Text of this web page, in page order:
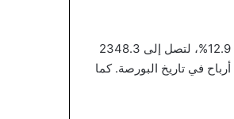
سجلت الأرباح الصافية (بعد الضريبة) للشركات المساهمة العامة لعام 2025 ارتفاعاً بنسبة 12.9%، لتصل إلى 2348.3
بذلك ثاني أعلى مستوى أرباح في تاريخ البورصة. كما